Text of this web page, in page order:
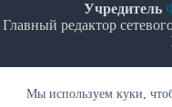
Мы используем куки,
Учредитель
Главный редактор